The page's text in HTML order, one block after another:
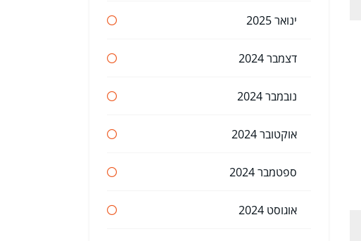
ינואר 2025
דצמבר 2024
נובמבר 2024
אוקטובר 2024
ספטמבר 2024
אוגוסט 2024